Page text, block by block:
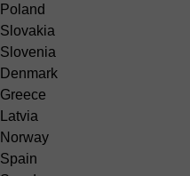
Poland
Slovakia
Slovenia
Denmark
Greece
Latvia
Norway
Spain